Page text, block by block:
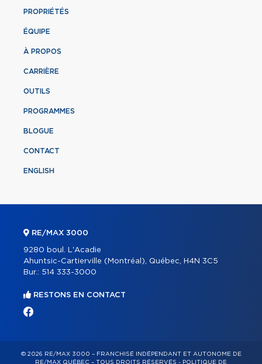
PROPRIÉTÉS
ÉQUIPE
À PROPOS
CARRIÈRE
OUTILS
PROGRAMMES
BLOGUE
CONTACT
ENGLISH
RE/MAX 3000
9280 boul. L'Acadie
Ahuntsic-Cartierville (Montréal), Québec, H4N 3C5
Bur.: 514 333-3000
RESTONS EN CONTACT
© 2026 RE/MAX 3000 – FRANCHISÉ INDÉPENDANT ET AUTONOME DE
RE/MAX QUÉBEC – TOUS DROITS RÉSERVÉS - POLITIQUE DE